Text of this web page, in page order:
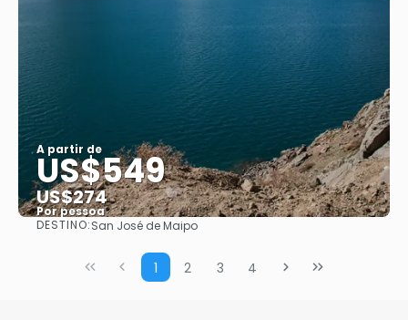
A partir de
US$549
US$274
Por pessoa
Saiba mais
DESTINO:San José de Maipo
1 2 3 4